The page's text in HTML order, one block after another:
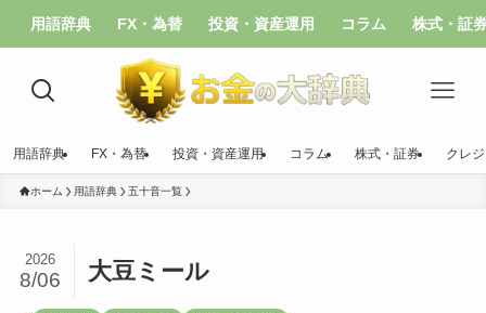
用語辞典 FX・為替 投資・資産運用 コラム 株式・証
用語辞典 FX・為替 投資・資産運用 コラム 株式・証券 クレ
ホーム 用語辞典 五十音一覧
大豆ミール
2026
8/06